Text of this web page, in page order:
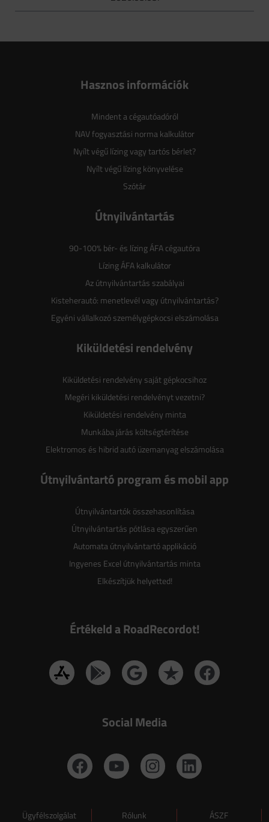
Hasznos információk
Mindent a cégautóadóról
NAV fogyasztási norma kalkulátor
Nyílt végű lízing vagy tartós bérlet?
Nyílt végű lízing könyvelése
Szótár
Útnyilvántartás
90-100% bér- és lízing ÁFA cégautóra
Lízing ÁFA kalkulátor
Az útnyilvántartás szabályai
Kisteherautó: menetlevél vagy útnyilvántartás?
Egyéni vállalkozó személygépkocsi elszámolása
Kiküldetési rendelvény
Kiküldetési rendelvény saját gépkocsihoz
Megéri kiküldetési rendelvényt vezetni?
Kiküldetési rendelvény minta
Munkába járás költségtérítése
Elektromos és hibrid autó üzemanyag elszámolása
Útnyilvántartó program és mobil app
Útnyilvántartók összehasonlítása
Útnyilvántartás pótlása egyszerűen
Automata útnyilvántartó applikáció
Ingyenes Excel útnyilvántartás minta
Elkészítjük helyetted!
Értékeld a RoadRecordot!
Social Media
Ügyfélszolgálat Rólunk ÁSZF